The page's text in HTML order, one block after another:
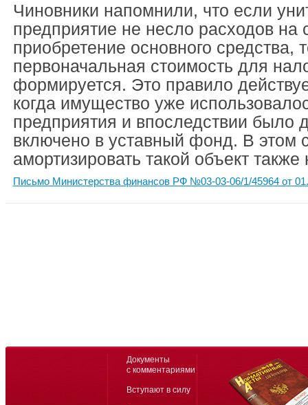
Чиновники напомнили, что если
предприятие не несло расходов на
приобретение основного средства,
первоначальная стоимость для
формируется. Это правило
когда имущество уже
предприятия и впоследствии было
включено в уставный фонд. В этом
амортизировать такой объект также
Письмо Министерства финансов РФ №03-03-06/1/45964 от
Документы
с комментариями
Вступают в силу